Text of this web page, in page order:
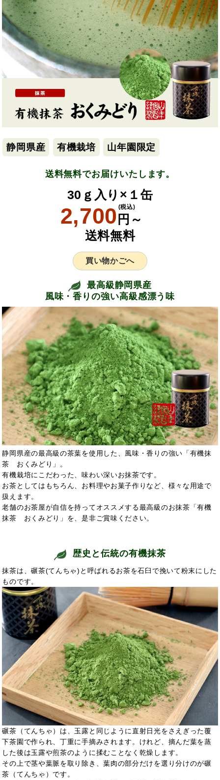
静岡県産 有機栽培 山年園限定
送料無料でお届けいたします。
30ｇ入り×１缶
2,700 円～
(税込)
送料無料
買い物かごへ
最高級静岡県産
風味・香りの強い高級感漂う味
静岡県産の最高級の茶葉を使用した、風味・香りの強い「有機抹
茶 おくみどり」。
有機栽培にこだわった、味わい深いお抹茶です。
お茶としてはもちろん、お料理やお菓子作りなど、様々な用途で
扱えます。
老舗のお茶屋が自信を持ってオススメする最高級のお抹茶「有機
抹茶 おくみどり」を、是非ご賞味ください。
歴史と伝統の有機抹茶
抹茶は、碾茶(てんちゃ)と呼ばれるお茶を石臼で挽いて粉末にした
ものです。
碾茶（てんちゃ）は、玉露と同じように直射日光をさえぎった覆
下茶園で作られ、丁重に手摘みされます。けれど、摘んだ葉を蒸
した後は玉露や煎茶のように揉むことなく乾燥します。
その上で茎や葉脈を取り除き、葉肉の部分だけを選り分けのが碾
茶（てんちゃ）です。